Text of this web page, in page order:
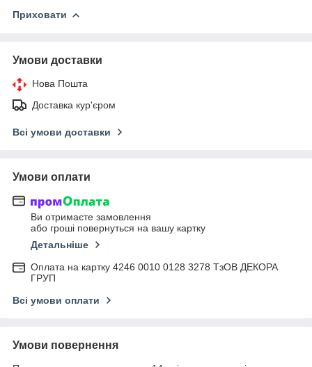
Приховати
Умови доставки
Нова Пошта
Доставка кур'єром
Всі умови доставки
Умови оплати
Ви отримаєте замовлення
або гроші повернуться на вашу картку
Детальніше
Оплата на картку 4246 0010 0128 3278 ТзОВ ДЕКОРА
ГРУП
Всі умови оплати
Умови повернення